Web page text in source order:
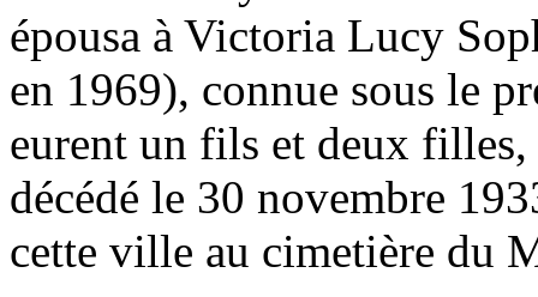
épousa à Victoria Lucy
en 1969), connue sous le
eurent un fils et deux filles,
décédé le 30 novembre
cette ville au cimetière du